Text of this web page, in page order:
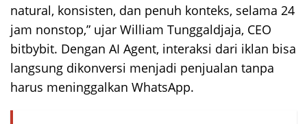
natural, konsisten, dan penuh konteks, selama 24
jam nonstop,” ujar William Tunggaldjaja, CEO
bitbybit. Dengan AI Agent, interaksi dari iklan bisa
langsung dikonversi menjadi penjualan tanpa
harus meninggalkan WhatsApp.